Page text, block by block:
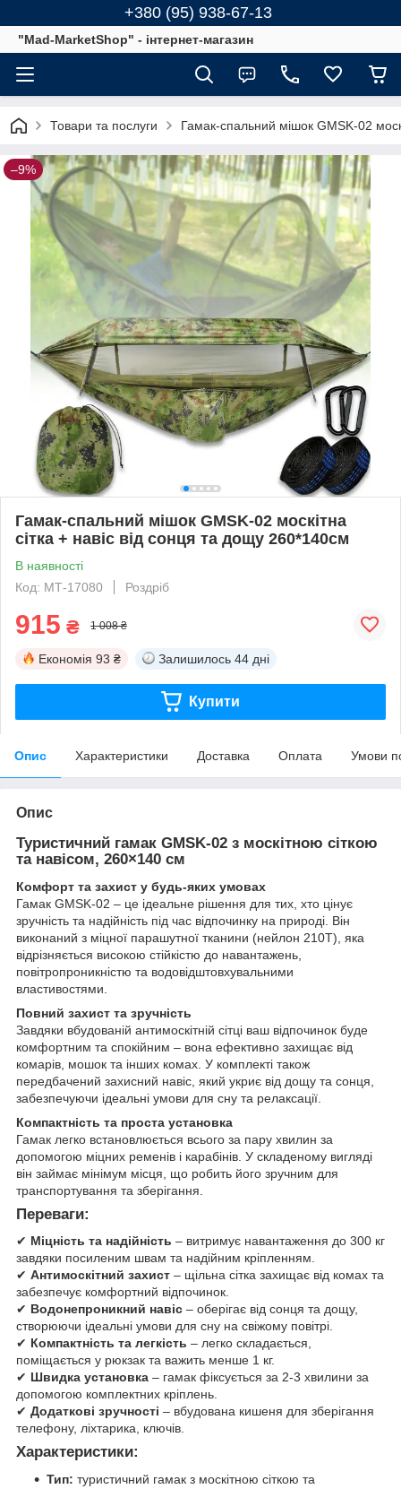
+380 (95) 938-67-13
"Mad-MarketShop" - інтернет-магазин
Товари та послуги Гамак-спальний мішок GMSK-02
–9%
Гамак-спальний мішок GMSK-02 москітна
сітка + навіс від сонця та дощу 260*140см
В наявності
Код: МТ-17080
Роздріб
915 ₴ 1 008 ₴
Економія 93 ₴ Залишилось 44 дні
Купити
Опис Характеристики Доставка Оплата Умови
Опис
Туристичний гамак GMSK-02 з москітною сіткою
та навісом, 260×140 см
Комфорт та захист у будь-яких умовах
Гамак GMSK-02 – це ідеальне рішення для тих, хто цінує
зручність та надійність під час відпочинку на природі. Він
виконаний з міцної парашутної тканини (нейлон 210T), яка
відрізняється високою стійкістю до навантажень,
повітропроникністю та водовідштовхувальними
властивостями.
Повний захист та зручність
Завдяки вбудованій антимоскітній сітці ваш відпочинок буде
комфортним та спокійним – вона ефективно захищає від
комарів, мошок та інших комах. У комплекті також
передбачений захисний навіс, який укриє від дощу та сонця,
забезпечуючи ідеальні умови для сну та релаксації.
Компактність та проста установка
Гамак легко встановлюється всього за пару хвилин за
допомогою міцних ременів і карабінів. У складеному вигляді
він займає мінімум місця, що робить його зручним для
транспортування та зберігання.
Переваги:
✔ Міцність та надійність – витримує навантаження до 300 кг
завдяки посиленим швам та надійним кріпленням.
✔ Антимоскітний захист – щільна сітка захищає від комах та
забезпечує комфортний відпочинок.
✔ Водонепроникний навіс – оберігає від сонця та дощу,
створюючи ідеальні умови для сну на свіжому повітрі.
✔ Компактність та легкість – легко складається,
поміщається у рюкзак та важить менше 1 кг.
✔ Швидка установка – гамак фіксується за 2-3 хвилини за
допомогою комплектних кріплень.
✔ Додаткові зручності – вбудована кишеня для зберігання
телефону, ліхтарика, ключів.
Характеристики:
Тип: туристичний гамак з москітною сіткою та